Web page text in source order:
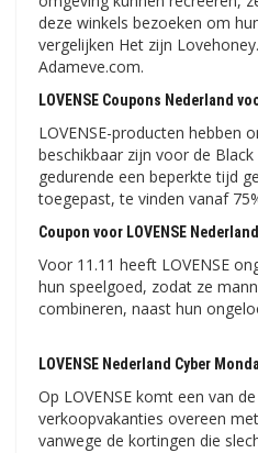
deze winkels bezoeken om
vergelijken Het zijn
Adameve.com.
LOVENSE Coupons Nederland
LOVENSE-producten hebben
beschikbaar zijn voor de
gedurende een beperkte tijd
toegepast, te vinden vanaf
Coupon voor LOVENSE
Voor 11.11 heeft LOVENSE
hun speelgoed, zodat ze
combineren, naast hun
LOVENSE Nederland Cyber
Op LOVENSE komt een van
verkoopvakanties overeen
vanwege de kortingen die